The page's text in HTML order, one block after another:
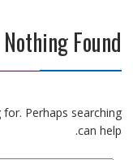
Nothing Found
for. Perhaps searching
can help.